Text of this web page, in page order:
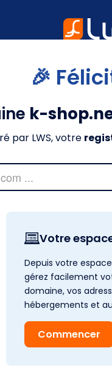
🎉
k-
par LWS, votre
Votre
Depuis votre
gérez facilement
domaine, vos
hébergements et
Commencer